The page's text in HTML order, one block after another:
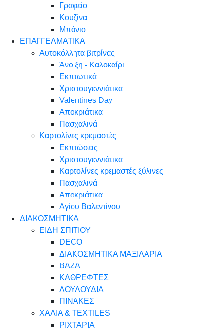
Γραφείο
Κουζίνα
Μπάνιο
ΕΠΑΓΓΕΛΜΑΤΙΚΑ
Αυτοκόλλητα βιτρίνας
Άνοιξη - Καλοκαίρι
Εκπτωτικά
Χριστουγεννιάτικα
Valentines Day
Αποκριάτικα
Πασχαλινά
Καρτολίνες κρεμαστές
Εκπτώσεις
Χριστουγεννιάτικα
Καρτολίνες κρεμαστές ξύλινες
Πασχαλινά
Αποκριάτικα
Αγίου Βαλεντίνου
ΔΙΑΚΟΣΜΗΤΙΚΑ
ΕΙΔΗ ΣΠΙΤΙΟΥ
DECO
ΔΙΑΚΟΣΜΗΤΙΚΑ ΜΑΞΙΛΑΡΙΑ
ΒΑΖΑ
ΚΑΘΡΕΦΤΕΣ
ΛΟΥΛΟΥΔΙΑ
ΠΙΝΑΚΕΣ
ΧΑΛΙΑ & TEXTILES
ΡΙΧΤΑΡΙΑ